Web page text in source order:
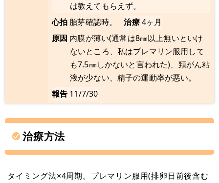
は教えてもらえず。
心拍 胎芽確認時。 治療4ヶ月
原因 内膜が薄い(通常は8㎜以上無いといけ
ないところ、私はプレマリン服用して
も7.5㎜しかないと言われた)、頚がん粘
液が少ない、精子の運動率が悪い。
報告 11/7/30
治療方法
タイミング法×4周期。プレマリン服用(排卵日前後含む